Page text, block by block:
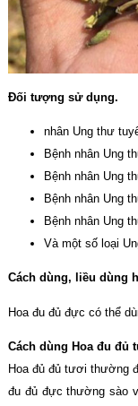
Đối tượng sử dụng.
nhân Ung thư
Bệnh nhân Ung
Bệnh nhân Ung
Bệnh nhân Ung
Bệnh nhân Ung
Và một số loại
Cách dùng, liều dùng
Hoa đu đủ đực có thể
Cách dùng Hoa đu đủ
Hoa đủ đủ tươi thường
đu đủ đực thường sào